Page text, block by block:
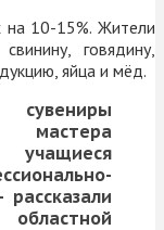
10-15%. Жители
говядину,
яйца и мёд.
мастера
учащиеся
рассказали